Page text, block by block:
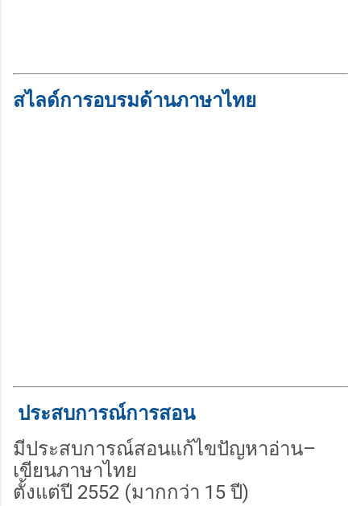
สไลด์การอบรมด้านภาษาไทย
ประสบการณ์การสอน
มีประสบการณ์สอนแก้ไขปัญหาอ่าน–
เขียนภาษาไทย
ตั้งแต่ปี 2552 (มากกว่า 15 ปี)